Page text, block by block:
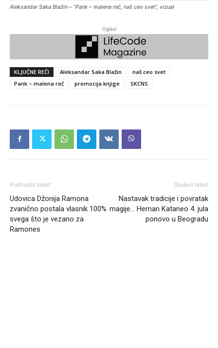
Aleksandar Saka Blažin – “Pank – malena reč, naš ceo svet”, vizual
Oglasi
KLJUČNE REČI Aleksandar Saka Blažin
naš ceo svet
Pank – malena reč
promocija knjige SKCNS
Prethodni tekst
Udovica Džonija Ramona
zvanično postala vlasnik 100%
svega što je vezano za
Ramones
Sledeći tekst
Nastavak tradicije i povratak
magije… Hernan Kataneo 4. jula
ponovo u Beogradu